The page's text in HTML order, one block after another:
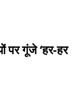
पर गूंजे ‘हर-हर